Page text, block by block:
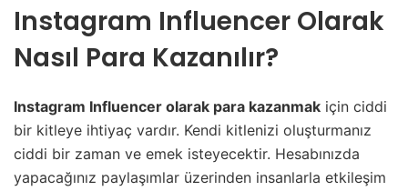
Instagram Influencer Olarak
Nasıl Para Kazanılır?
Instagram Influencer olarak para kazanmak için ciddi
bir kitleye ihtiyaç vardır. Kendi kitlenizi oluşturmanız
ciddi bir zaman ve emek isteyecektir. Hesabınızda
yapacağınız paylaşımlar üzerinden insanlarla etkileşim